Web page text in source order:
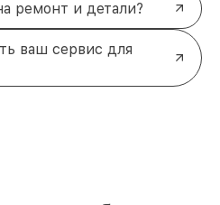
ремонт и детали?
ваш сервис для